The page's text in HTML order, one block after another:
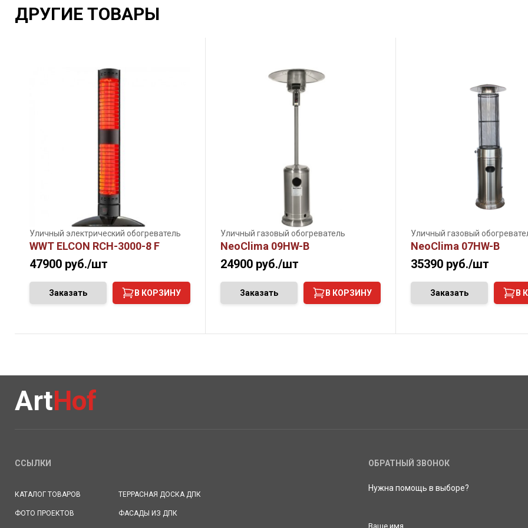
ДРУГИЕ ТОВАРЫ
Уличный электрический обогреватель
WWT ELCON RCH-3000-8 F
47900 руб./шт
Заказать В КОРЗИНУ
Уличный газовый обогреватель
NeoClima 09HW-B
24900 руб./шт
Заказать В КОРЗИНУ
Уличный газовый
NeoClima 07HW-B
35390 руб./шт
Заказать В
ArtHof
ССЫЛКИ
КАТАЛОГ ТОВАРОВ
ФОТО ПРОЕКТОВ
ТЕРРАСНАЯ ДОСКА ДПК
ФАСАДЫ ИЗ ДПК
ОБРАТНЫЙ ЗВОНОК
Нужна помощь в выборе?
Ваше имя